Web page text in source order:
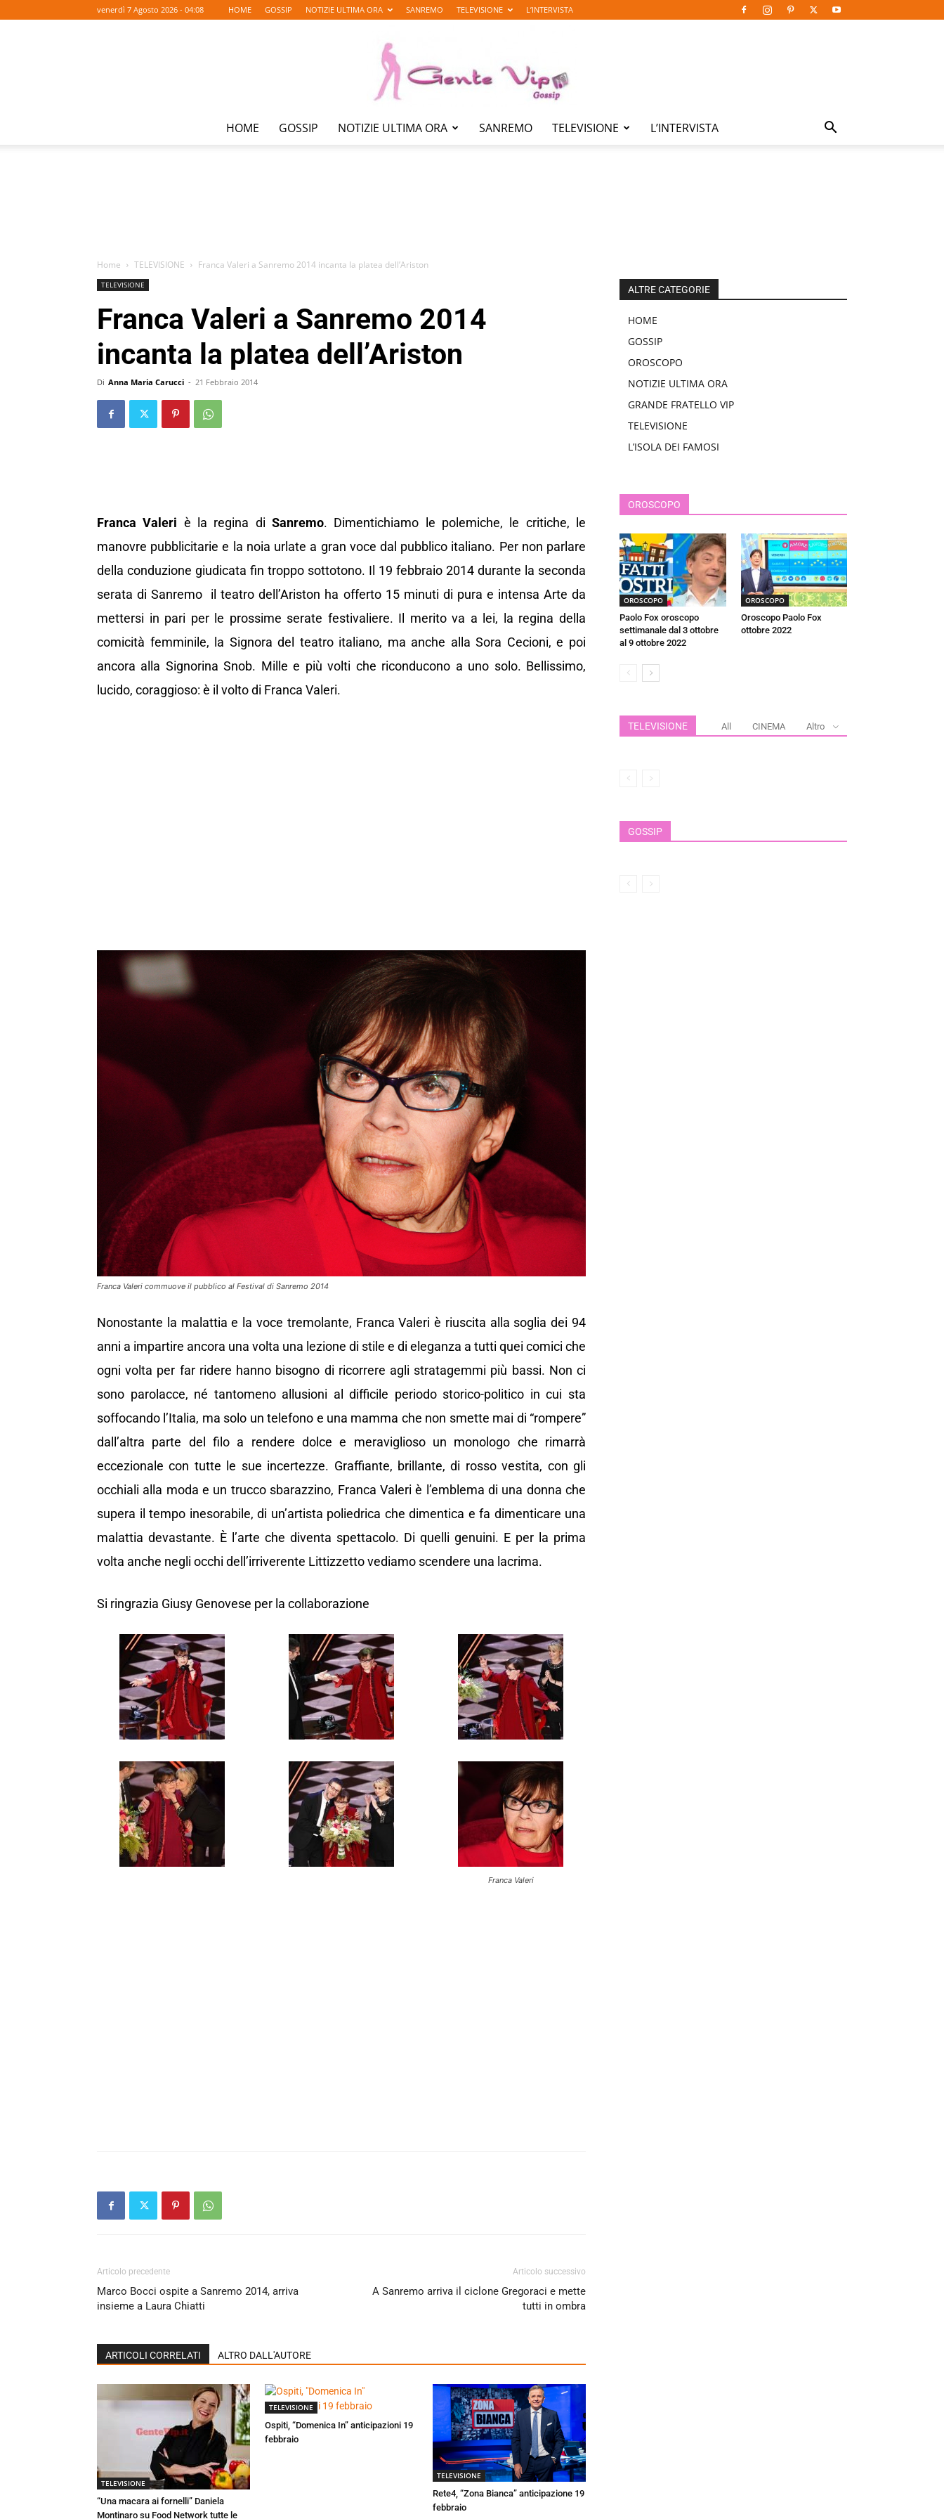
venerdì 7 Agosto 2026 - 04:08 HOME GOSSIP NOTIZIE ULTIMA ORA SANREMO TELEVISIONE L’INTERVISTA
HOME GOSSIP NOTIZIE ULTIMA ORA SANREMO TELEVISIONE L’INTERVISTA
Home TELEVISIONE Franca Valeri a Sanremo 2014 incanta la platea dell’Ariston
TELEVISIONE
Franca Valeri a Sanremo 2014
incanta la platea dell’Ariston
Di Anna Maria Carucci - 21 Febbraio 2014
Franca Valeri è la regina diSanremo. Dimentichiamo le polemiche, le critiche, le
manovre pubblicitarie e la noia urlate a gran voce dal pubblico italiano. Per non parlare
della conduzione giudicata fin troppo sottotono. Il 19 febbraio 2014 durante la seconda
serata di Sanremo il teatro dell’Ariston ha offerto 15 minuti di pura e intensa Arte da
mettersi in pari per le prossime serate festivaliere. Il merito va a lei, la regina della
comicità femminile, la Signora del teatro italiano, ma anche alla Sora Cecioni, e poi
ancora alla Signorina Snob. Mille e più volti che riconducono a uno solo. Bellissimo,
lucido, coraggioso: è il volto di Franca Valeri.
Franca Valeri commuove il pubblico al Festival di Sanremo 2014
Nonostante la malattia e la voce tremolante, Franca Valeri è riuscita alla soglia dei 94
anni a impartire ancora una volta una lezione di stile e di eleganza a tutti quei comici che
ogni volta per far ridere hanno bisogno di ricorrere agli stratagemmi più bassi. Non ci
sono parolacce, né tantomeno allusioni al difficile periodo storico-politico in cui sta
soffocando l’Italia, ma solo un telefono e una mamma che non smette mai di “rompere”
dall’altra parte del filo a rendere dolce e meraviglioso un monologo che rimarrà
eccezionale con tutte le sue incertezze. Graffiante, brillante, di rosso vestita, con gli
occhiali alla moda e un trucco sbarazzino, Franca Valeri è l’emblema di una donna che
supera il tempo inesorabile, di un’artista poliedrica che dimentica e fa dimenticare una
malattia devastante. È l’arte che diventa spettacolo. Di quelli genuini. E per la prima
volta anche negli occhi dell’irriverente Littizzetto vediamo scendere una lacrima.
Si ringrazia Giusy Genovese per la collaborazione
Franca Valeri
Articolo precedente
Marco Bocci ospite a Sanremo 2014, arriva
insieme a Laura Chiatti
Articolo successivo
A Sanremo arriva il ciclone Gregoraci e mette
tutti in ombra
ARTICOLI CORRELATI ALTRO DALL'AUTORE
TELEVISIONE
“Una macara ai fornelli” Daniela
Montinaro su Food Network tutte le
TELEVISIONE
Ospiti, “Domenica In” anticipazioni 19
febbraio
TELEVISIONE
Rete4, “Zona Bianca” anticipazione 19
febbraio
ALTRE CATEGORIE
HOME
GOSSIP
OROSCOPO
NOTIZIE ULTIMA ORA
GRANDE FRATELLO VIP
TELEVISIONE
L’ISOLA DEI FAMOSI
OROSCOPO
OROSCOPO
Paolo Fox oroscopo
settimanale dal 3 ottobre
al 9 ottobre 2022
OROSCOPO
Oroscopo Paolo Fox
ottobre 2022
TELEVISIONE All CINEMA Altro
GOSSIP